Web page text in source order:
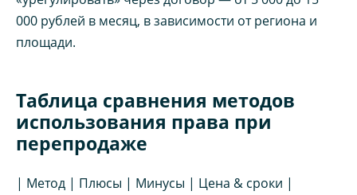
000 рублей в месяц, в зависимости от региона и
площади.
Таблица сравнения методов
использования права при
перепродаже
| Метод | Плюсы | Минусы | Цена & сроки |